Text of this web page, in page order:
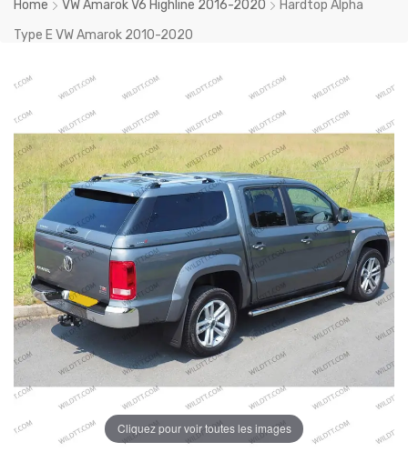
Home VW Amarok V6 Highline 2016-2020
Hardtop Alpha
Type E VW Amarok 2010-2020
Cliquez pour voir toutes les images